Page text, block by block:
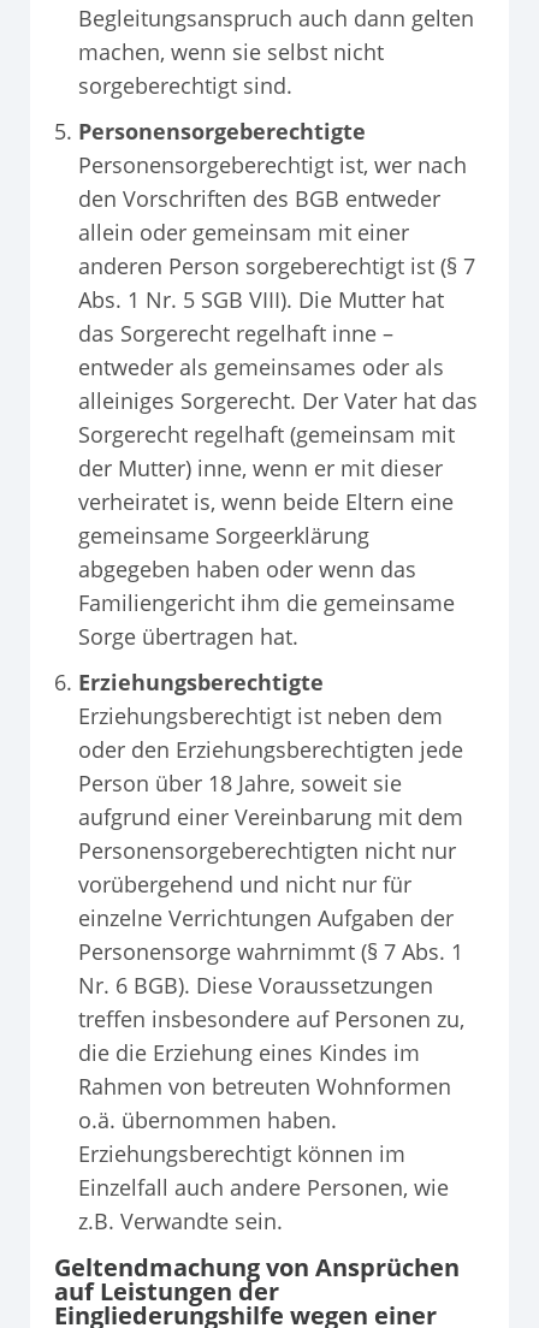
Begleitungsanspruch auch dann gelten
machen, wenn sie selbst nicht
sorgeberechtigt sind.
Personensorgeberechtigte
Personensorgeberechtigt ist, wer nach
den Vorschriften des BGB entweder
allein oder gemeinsam mit einer
anderen Person sorgeberechtigt ist (§ 7
Abs. 1 Nr. 5 SGB VIII). Die Mutter hat
das Sorgerecht regelhaft inne –
entweder als gemeinsames oder als
alleiniges Sorgerecht. Der Vater hat das
Sorgerecht regelhaft (gemeinsam mit
der Mutter) inne, wenn er mit dieser
verheiratet is, wenn beide Eltern eine
gemeinsame Sorgeerklärung
abgegeben haben oder wenn das
Familiengericht ihm die gemeinsame
Sorge übertragen hat.
Erziehungsberechtigte
Erziehungsberechtigt ist neben dem
oder den Erziehungsberechtigten jede
Person über 18 Jahre, soweit sie
aufgrund einer Vereinbarung mit dem
Personensorgeberechtigten nicht nur
vorübergehend und nicht nur für
einzelne Verrichtungen Aufgaben der
Personensorge wahrnimmt (§ 7 Abs. 1
Nr. 6 BGB). Diese Voraussetzungen
treffen insbesondere auf Personen zu,
die die Erziehung eines Kindes im
Rahmen von betreuten Wohnformen
o.ä. übernommen haben.
Erziehungsberechtigt können im
Einzelfall auch andere Personen, wie
z.B. Verwandte sein.
Geltendmachung von Ansprüchen
auf Leistungen der
Eingliederungshilfe wegen einer